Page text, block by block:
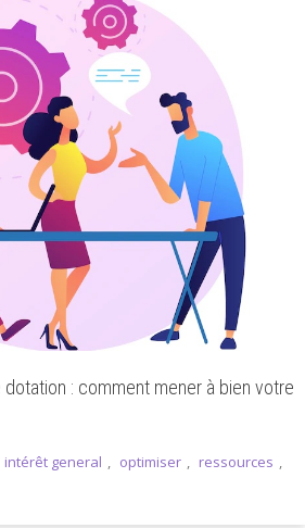
: comment mener à bien votre
intérêt general , optimiser , ressources ,